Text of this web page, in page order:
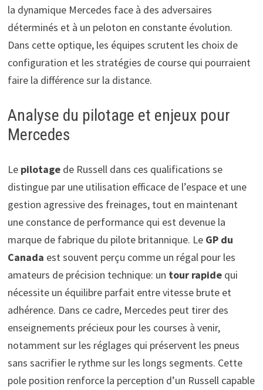
la dynamique Mercedes face à des adversaires
déterminés et à un peloton en constante évolution.
Dans cette optique, les équipes scrutent les choix de
configuration et les stratégies de course qui pourraient
faire la différence sur la distance.
Analyse du pilotage et enjeux pour
Mercedes
Le pilotagede Russell dans ces qualifications se
distingue par une utilisation efficace de l’espace et une
gestion agressive des freinages, tout en maintenant
une constance de performance qui est devenue la
marque de fabrique du pilote britannique. Le GP du
Canada est souvent perçu comme un régal pour les
amateurs de précision technique: un tour rapidequi
nécessite un équilibre parfait entre vitesse brute et
adhérence. Dans ce cadre, Mercedes peut tirer des
enseignements précieux pour les courses à venir,
notamment sur les réglages qui préservent les pneus
sans sacrifier le rythme sur les longs segments. Cette
pole position renforce la perception d’un Russell capable